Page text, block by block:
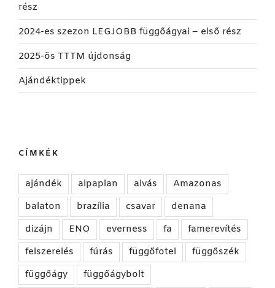
rész
2024-es szezon LEGJOBB függőágyai – első rész
2025-ös TTTM újdonság
Ajándéktippek
CÍMKÉK
ajándék alpaplan alvás
Amazonas
balaton
brazília csavar
denana
dizájn
ENO everness fa
famerevítés
felszerelés
fúrás függőfotel
függőszék
függőágy
függőágybolt